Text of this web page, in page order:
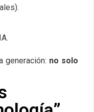
generación: no solo